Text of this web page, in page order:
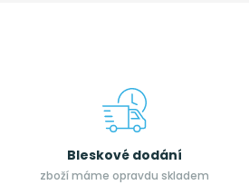
Bleskové dodání
zboží máme opravdu skladem